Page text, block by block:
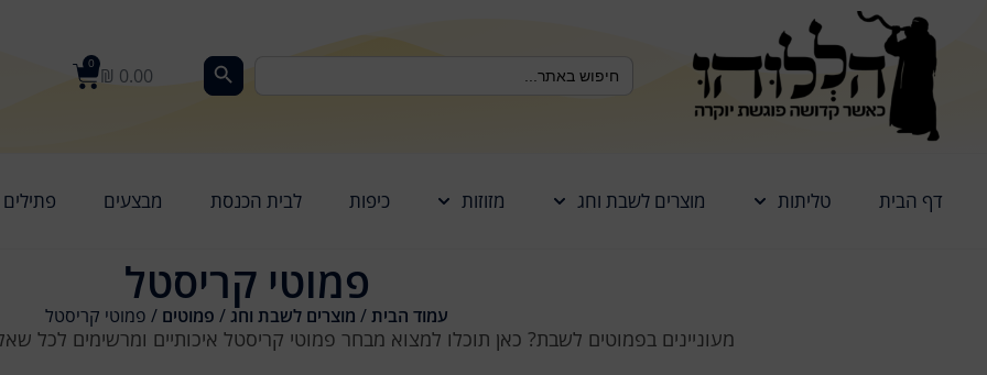
for:
₪ 0.00
0
דף הבית טליתות מוצרים לשבת וחג מזוזות כיפות לבית הכנסת מבצעים פתילים
פמוטי קריסטל
עמוד הבית/ מוצרים לשבת וחג/ פמוטים / פמוטי קריסטל
מעוניינים בפמוטים לשבת? כאן תוכלו למצוא מבחר פמוטי קריסטל איכותיים ומרשימים לכל